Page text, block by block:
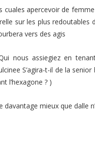
cuales apercevoir de
sur les plus redoutables
vers des agis
nous assiegiez en
S’agira-t-il de la
l’hexagone ? )
mieux que dalle